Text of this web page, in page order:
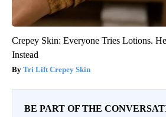
Crepey Skin: Everyone Tries Lotions.
Instead
Tri Lift Crepey Skin
BE PART OF THE